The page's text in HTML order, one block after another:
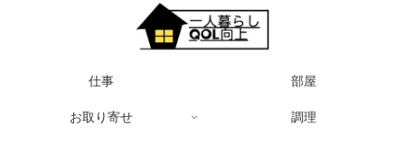
仕事 部屋
お取り寄せ 調理